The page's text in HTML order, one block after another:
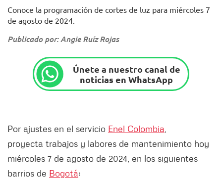
Conoce la programación de cortes de luz para miércoles 7
de agosto de 2024.
Publicado por: Angie Ruíz Rojas
Únete a nuestro canal de
noticias en WhatsApp
Por ajustes en el servicio Enel Colombia
proyecta trabajos y labores de mantenimiento hoy
miércoles 7 de agosto de 2024, en los siguientes
barrios de Bogotá: